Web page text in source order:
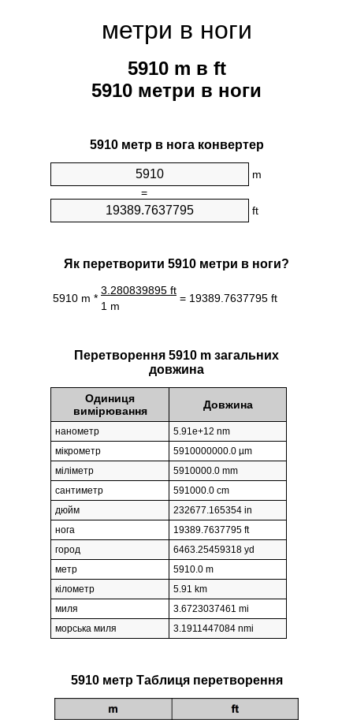
метри в ноги
5910 m в ft
5910 метри в ноги
5910 метр в нога конвертер
m
=
ft
Як перетворити 5910 метри в ноги?
5910 m *
3.280839895 ft
= 19389.7637795 ft
1 m
Перетворення 5910 m загальних
довжина
Одиниця
вимірювання
Довжина
нанометр
5.91e+12 nm
мікрометр
5910000000.0 µm
міліметр
5910000.0 mm
сантиметр
591000.0 cm
дюйм
232677.165354 in
нога
19389.7637795 ft
город
6463.25459318 yd
метр
5910.0 m
кілометр
5.91 km
миля
3.6723037461 mi
морська миля
3.1911447084 nmi
5910 метр Таблиця перетворення